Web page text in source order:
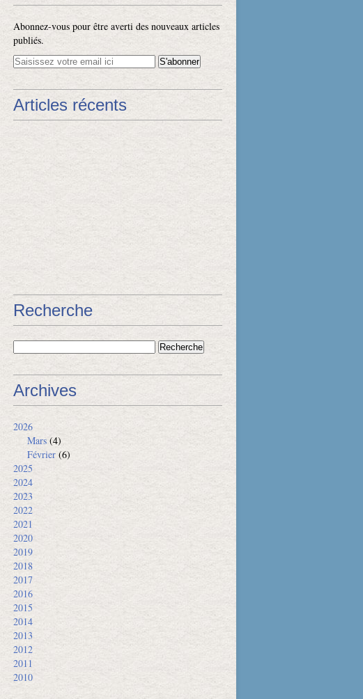
Abonnez-vous pour être averti des nouveaux articles
publiés.
Articles récents
Recherche
Archives
2026
Mars (4)
Février (6)
2025
2024
2023
2022
2021
2020
2019
2018
2017
2016
2015
2014
2013
2012
2011
2010